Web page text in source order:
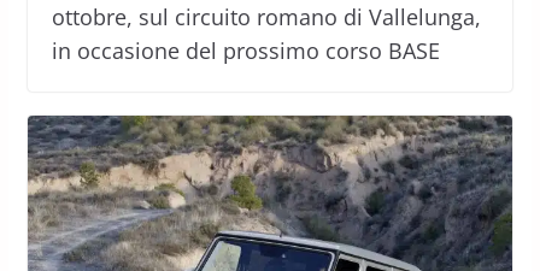
ottobre, sul circuito romano di Vallelunga,
in occasione del prossimo corso BASE